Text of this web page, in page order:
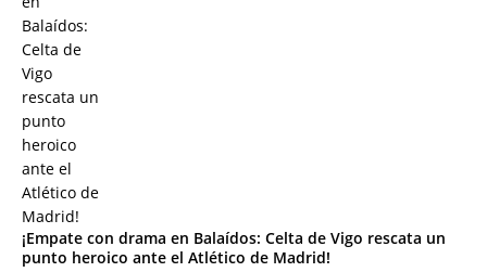
¡Empate con drama en Balaídos: Celta de Vigo rescata un
punto heroico ante el Atlético de Madrid!